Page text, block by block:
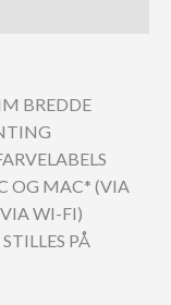
BREDDE
OG MAC* (VIA
WI-FI)
PÅ